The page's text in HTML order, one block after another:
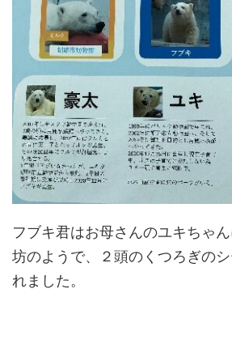
フブキ君はお母さんのユキちゃ
坊のようで、２頭のくつろぎの
れました。